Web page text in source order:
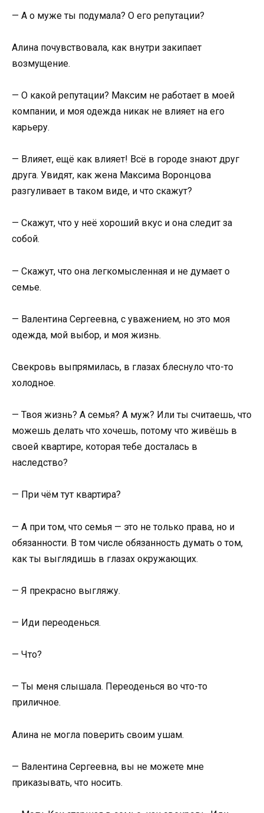
— А о муже ты подумала? О его репутации?
Алина почувствовала, как внутри закипает
возмущение.
— О какой репутации? Максим не работает в моей
компании, и моя одежда никак не влияет на его
карьеру.
— Влияет, ещё как влияет! Всё в городе знают друг
друга. Увидят, как жена Максима Воронцова
разгуливает в таком виде, и что скажут?
— Скажут, что у неё хороший вкус и она следит за
собой.
— Скажут, что она легкомысленная и не думает о
семье.
— Валентина Сергеевна, с уважением, но это моя
одежда, мой выбор, и моя жизнь.
Свекровь выпрямилась, в глазах блеснуло что-то
холодное.
— Твоя жизнь? А семья? А муж? Или ты считаешь, что
можешь делать что хочешь, потому что живёшь в
своей квартире, которая тебе досталась в
наследство?
— При чём тут квартира?
— А при том, что семья — это не только права, но и
обязанности. В том числе обязанность думать о том,
как ты выглядишь в глазах окружающих.
— Я прекрасно выгляжу.
— Иди переоденься.
— Что?
— Ты меня слышала. Переоденься во что-то
приличное.
Алина не могла поверить своим ушам.
— Валентина Сергеевна, вы не можете мне
приказывать, что носить.